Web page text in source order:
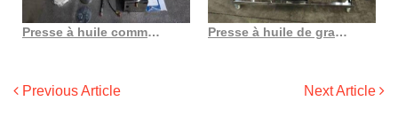
Presse à huile commerciale à chaleur froide au Togo Presse à huile de graines de noix, presse hydraulique commerciale, nouvelle conception 2023
Previous Article Next Article